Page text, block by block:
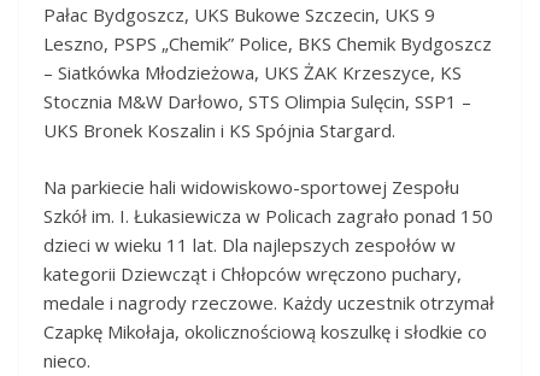
Pałac Bydgoszcz, UKS Bukowe Szczecin, UKS 9
Leszno, PSPS „Chemik” Police, BKS Chemik Bydgoszcz
– Siatkówka Młodzieżowa, UKS ŻAK Krzeszyce, KS
Stocznia M&W Darłowo, STS Olimpia Sulęcin, SSP1 –
UKS Bronek Koszalin i KS Spójnia Stargard.
Na parkiecie hali widowiskowo-sportowej Zespołu
Szkół im. I. Łukasiewicza w Policach zagrało ponad 150
dzieci w wieku 11 lat. Dla najlepszych zespołów w
kategorii Dziewcząt i Chłopców wręczono puchary,
medale i nagrody rzeczowe. Każdy uczestnik otrzymał
Czapkę Mikołaja, okolicznościową koszulkę i słodkie co
nieco.